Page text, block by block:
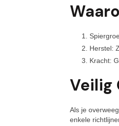
Herstel:
Kracht:
Veilig
Als je
enkele